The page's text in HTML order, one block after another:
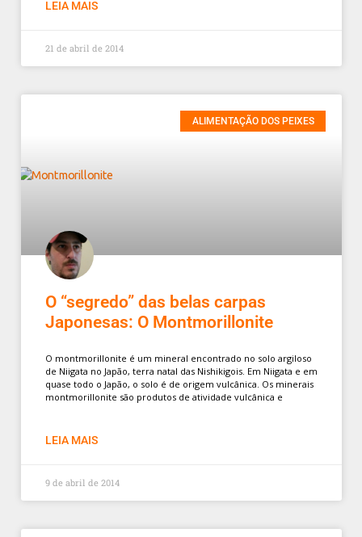
LEIA MAIS
21 de abril de 2014
ALIMENTAÇÃO DOS PEIXES
O “segredo” das belas carpas
Japonesas: O Montmorillonite
O montmorillonite é um mineral encontrado no solo argiloso
de Niigata no Japão, terra natal das Nishikigois. Em Niigata e em
quase todo o Japão, o solo é de origem vulcânica. Os minerais
montmorillonite são produtos de atividade vulcânica e
LEIA MAIS
9 de abril de 2014